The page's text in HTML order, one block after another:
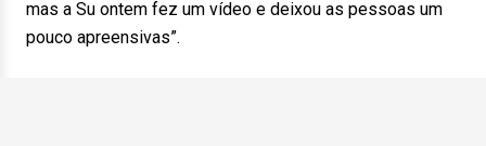
mas a Su ontem fez um vídeo e deixou as pessoas um
pouco apreensivas”.